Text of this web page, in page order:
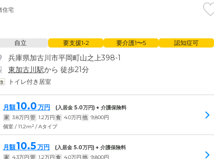
住宅
自立 要支援1•2 要介護1〜5 認知症可
兵庫県加古川市平岡町山之上398-1
東加古川駅から 徒歩21分
トイレ付き居室
月額10.0 万円 (入居金 5.0万円) + 介護保険料
家 3.8万円 管 1.2万円 食 4.0万円 他 9,800円
個室 / 11.2m2 / Aタイプ
月額10.5 万円 (入居金 5.0万円) + 介護保険料
家 4.3万円 管 1.2万円 食 4.0万円 他 9,800円